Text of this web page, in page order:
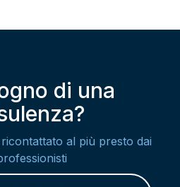
di una
al più presto dai